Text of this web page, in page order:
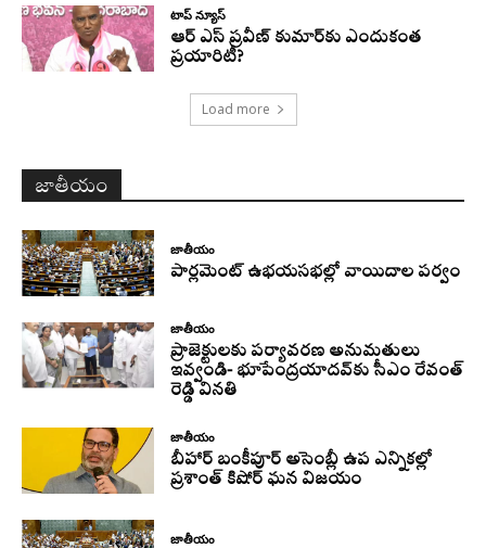
టాప్ న్యూస్
ఆర్ ఎస్ ప్రవీణ్ కుమార్‌కు ఎందుకంత
ప్రయారిటీ?
Load more
జాతీయం
జాతీయం
పార్లమెంట్ ఉభయసభల్లో వాయిదాల పర్వం
జాతీయం
ప్రాజెక్టులకు పర్యావరణ అనుమతులు
ఇవ్వండి- భూపేంద్రయాదవ్‌కు సీఎం రేవంత్‌
రెడ్డి వినతి
జాతీయం
బీహార్ బంకీపూర్ అసెంబ్లీ ఉప ఎన్నికల్లో
ప్రశాంత్ కిషోర్ ఘన విజయం
జాతీయం